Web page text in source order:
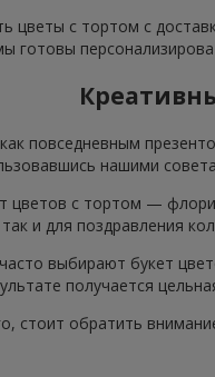
цветы с тортом с
готовы
повседневным
нашими
цветов с тортом —
так и для поздравления
выбирают букет
получается
стоит обратить